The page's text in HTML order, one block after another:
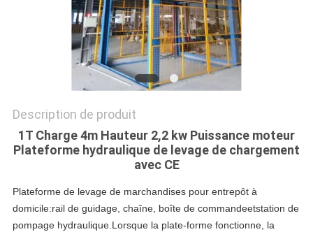
POLITIQUE
CONFIDENTIALITÉ
Description de produit
1T Charge 4m Hauteur 2,2 kw Puissance moteur
Plateforme hydraulique de levage de chargement
avec CE
Plateforme de levage de marchandises pour entrepôt à
domicile:rail de guidage, chaîne, boîte de commandeetstation de
pompage hydraulique.Lorsque la plate-forme fonctionne, la